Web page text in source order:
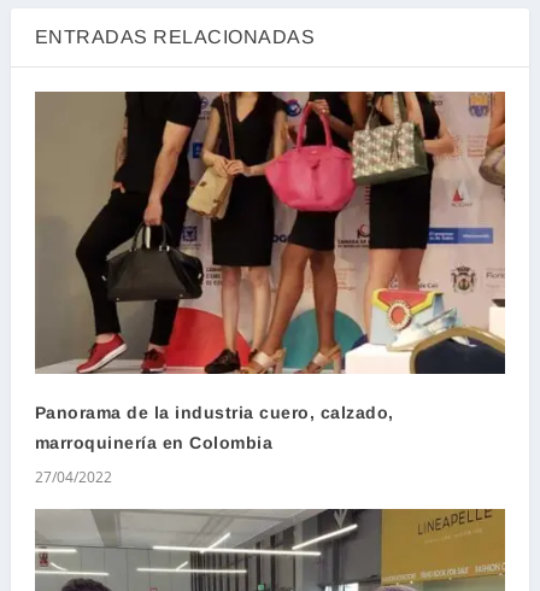
ENTRADAS RELACIONADAS
Panorama de la industria cuero, calzado,
marroquinería en Colombia
27/04/2022